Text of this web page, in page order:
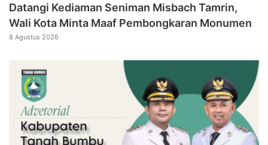
Datangi Kediaman Seniman Misbach Tamrin,
Wali Kota Minta Maaf Pembongkaran Monumen
8 Agustus 2026